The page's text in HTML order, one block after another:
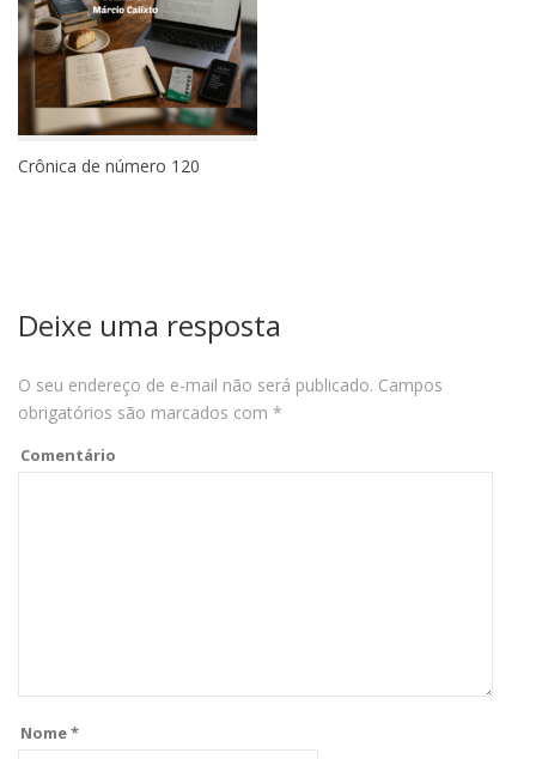
Crônica de número 120
Deixe uma resposta
O seu endereço de e-mail não será publicado. Campos
obrigatórios são marcados com *
Comentário
Nome*